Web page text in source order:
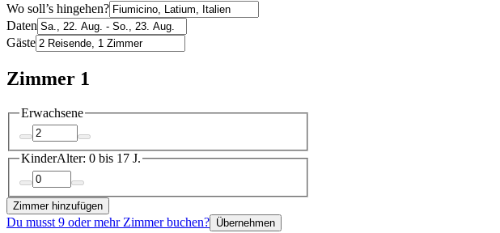
Wo soll’s hingehen?
Daten
Gäste
Zimmer 1
Erwachsene
KinderAlter: 0 bis 17 J.
Zimmer hinzufügen
Du musst 9 oder mehr Zimmer buchen? Übernehmen